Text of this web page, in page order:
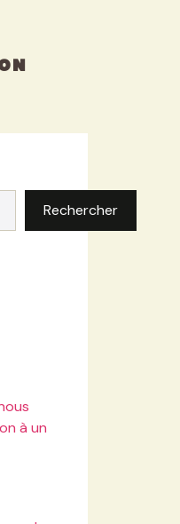
Rechercher
à un